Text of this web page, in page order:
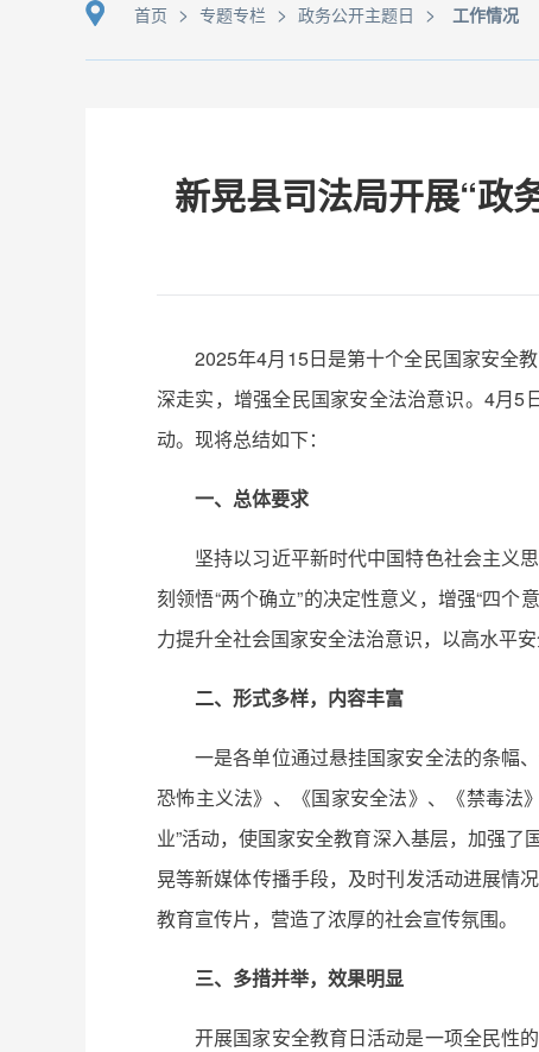
首页 > 专题专栏 > 政务公开主题日 > 工作情况
新晃县司法局开展“政
2025年4月15日是第十个全民国家安全
深走实，增强全民国家安全法治意识。4月5
动。现将总结如下：
一、总体要求
坚持以习近平新时代中国特色社会主义
刻领悟“两个确立”的决定性意义，增强“四个
力提升全社会国家安全法治意识，以高水平安
二、形式多样，内容丰富
一是各单位通过悬挂国家安全法的条幅
恐怖主义法》、《国家安全法》、《禁毒法
业”活动，使国家安全教育深入基层，加强
晃等新媒体传播手段，及时刊发活动进展情
教育宣传片，营造了浓厚的社会宣传氛围。
三、多措并举，效果明显
开展国家安全教育日活动是一项全民性